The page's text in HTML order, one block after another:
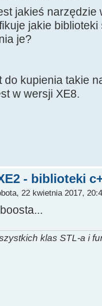
jakieś narzędzie
jakie biblioteki
je?
do kupienia takie
w wersji XE8.
- biblioteki
22 kwietnia 2017,
klas STL-a i